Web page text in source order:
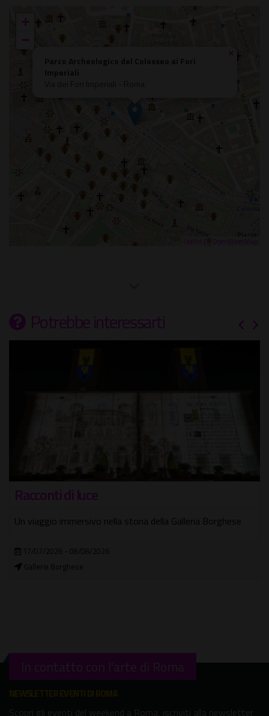
×
+
−
Potrebbe interessarti
Racconti di luce
Un viaggio immersivo nella storia della Galleria Borghese
17/07/2026 - 08/08/2026
Galleria Borghese
In contatto con l'arte di Roma